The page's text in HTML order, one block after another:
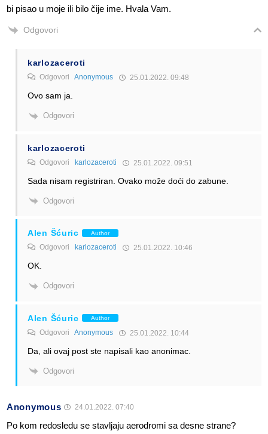
bi pisao u moje ili bilo čije ime. Hvala Vam.
Odgovori
karlozaceroti
Odgovori Anonymous 25.01.2022. 09:48
Ovo sam ja.
Odgovori
karlozaceroti
Odgovori karlozaceroti 25.01.2022. 09:51
Sada nisam registriran. Ovako može doći do zabune.
Odgovori
Alen Šćuric Author
Odgovori karlozaceroti 25.01.2022. 10:46
OK.
Odgovori
Alen Šćuric Author
Odgovori Anonymous 25.01.2022. 10:44
Da, ali ovaj post ste napisali kao anonimac.
Odgovori
Anonymous 24.01.2022. 07:40
Po kom redosledu se stavljaju aerodromi sa desne strane?